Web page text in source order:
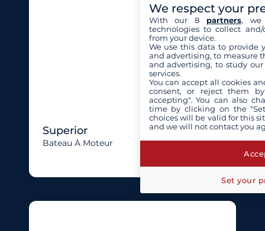
Superior
Bateau À Moteur
We respect your
With our 8 partners, we
technologies to collect
from your device.
We use this data to provide
and advertising, to measure
and advertising, to study
services.
You can accept all cookies
consent, or reject them
accepting". You can also
time by clicking on the
choices will be valid for this
and we will not contact you
Set your